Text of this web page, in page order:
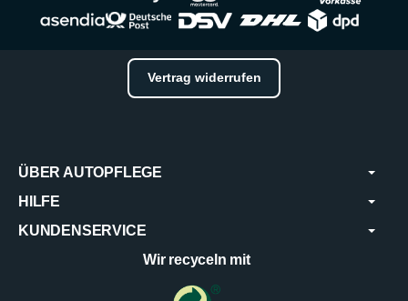
Vertrag widerrufen
ÜBER AUTOPFLEGE
HILFE
KUNDENSERVICE
Wir recyceln mit